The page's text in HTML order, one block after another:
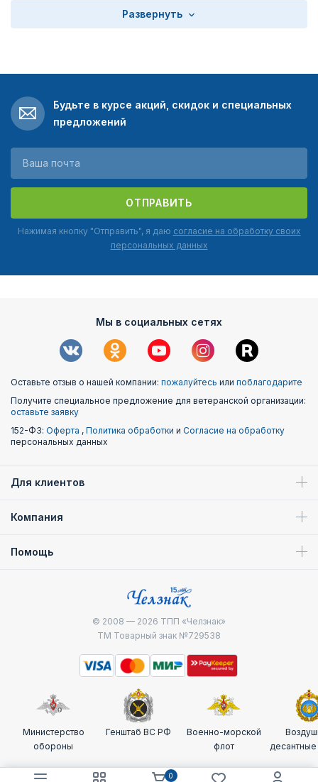
Развернуть
Будьте в курсе акций, скидок и специальных
предложений
ОТПРАВИТЬ
Нажимая кнопку "Отправить", я даю согласие на обработку своих
персональных данных
Мы в социальных сетях
Оставьте отзыв о нашей компании: пожалуйтесь или поблагодарите
Получите специальное предложение для ветеранской организации:
оставьте заявку
152-ФЗ: Оферта , Политика обработки и Согласие на обработку
персональных данных
Для клиентов
Компания
Помощь
© 2008 — 2026 ТПП «Челзнак»
ТМ Товарный знак №729538
Министерство
обороны
Генштаб ВС РФ
Военно-морской
флот
десантные
0